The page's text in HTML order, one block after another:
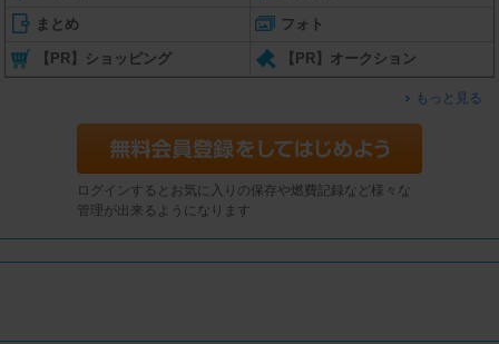
まとめ フォト
【PR】ショッピング 【PR】オークション
もっと見る
ログインするとお気に入りの保存や燃費記録など様々な
管理が出来るようになります